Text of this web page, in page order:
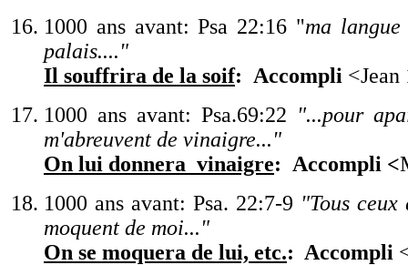
1000 ans avant: Psa 22:16 "ma langue
palais...."
Il souffrira de la soif: Accompli <Jean
1000 ans avant: Psa.69:22 "...pour
m'abreuvent de vinaigre..."
On lui donnera vinaigre: Accompli <
1000 ans avant: Psa. 22:7-9 "Tous
moquent de moi..."
On se moquera de lui, etc.: Accompli